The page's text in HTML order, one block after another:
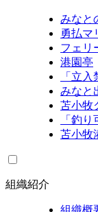
みなと
勇払マ
フェリ
港園亭
「立
みなと
苫小牧
「釣
苫小牧
組織紹介
組織概